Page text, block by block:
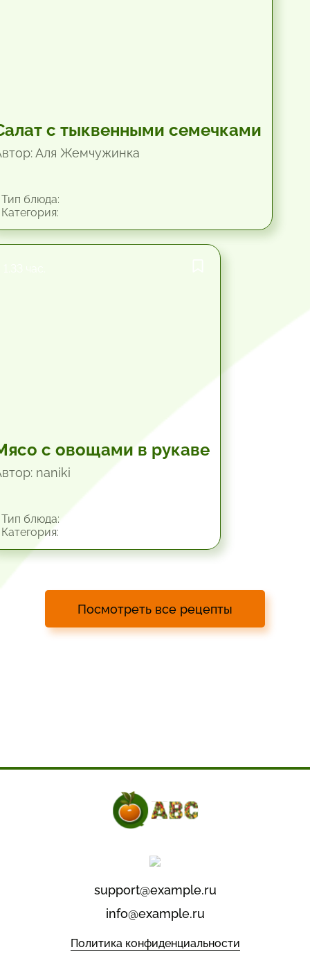
с тыквенными семечками
Аля Жемчужинка
блюда:
с овощами в рукаве
naniki
блюда:
Посмотреть все рецепты
support@example.ru
info@example.ru
Политика конфиденциальности